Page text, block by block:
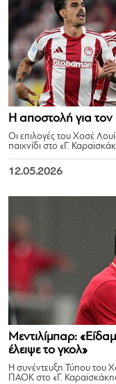
Η αποστολή για
Οι επιλογές του Χοσέ
παιχνίδι στο «Γ.
12.05.2026
Μεντιλίμπαρ:
έλειψε το γκολ»
Η συνέντευξη Τύπου του
ΠΑΟΚ στο «Γ.